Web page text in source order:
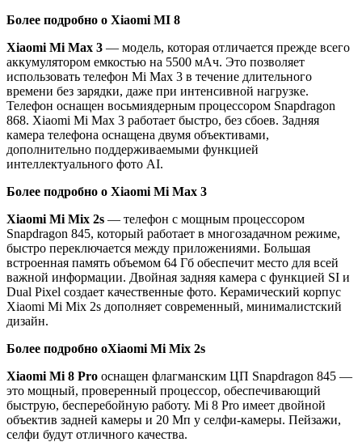
Более подробно о Xiaomi MI 8
Xiaomi Mi Max 3 — модель, которая отличается прежде всего
аккумулятором емкостью на 5500 мАч. Это позволяет
использовать телефон Mi Max 3 в течение длительного
времени без зарядки, даже при интенсивной нагрузке.
Телефон оснащен восьмиядерным процессором Snapdragon
868. Xiaomi Mi Max 3 работает быстро, без сбоев. Задняя
камера телефона оснащена двумя объективами,
дополнительно поддерживаемыми функцией
интеллектуального фото AI.
Более подробно о Xiaomi Mi Max 3
Xiaomi Mi Mix 2s — телефон с мощным процессором
Snapdragon 845, который работает в многозадачном режиме,
быстро переключается между приложениями. Большая
встроенная память объемом 64 Гб обеспечит место для всей
важной информации. Двойная задняя камера с функцией SI и
Dual Pixel создает качественные фото. Керамический корпус
Xiaomi Mi Mix 2s дополняет современный, минималистский
дизайн.
Более подробно оXiaomi Mi Mix 2s
Xiaomi Mi 8 Pro оснащен флагманским ЦП Snapdragon 845 —
это мощный, проверенный процессор, обеспечивающий
быструю, бесперебойную работу. Mi 8 Pro имеет двойной
объектив задней камеры и 20 Мп у селфи-камеры. Пейзажи,
селфи будут отличного качества.